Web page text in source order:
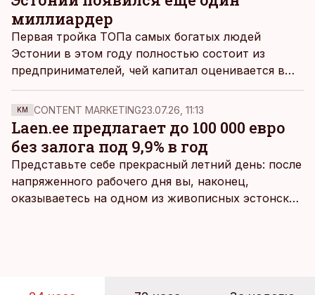
миллиардер
Первая тройка ТОПа самых богатых людей
Эстонии в этом году полностью состоит из
предпринимателей, чей капитал оценивается в
более чем миллиард евро. Все они - из
технологического сектора
KM CONTENT MARKETING23.07.26, 11:13
Laen.ee предлагает до 100 000 евро
без залога под 9,9% в год
Представьте себе прекрасный летний день: после
напряженного рабочего дня вы, наконец,
оказываетесь на одном из живописных эстонских